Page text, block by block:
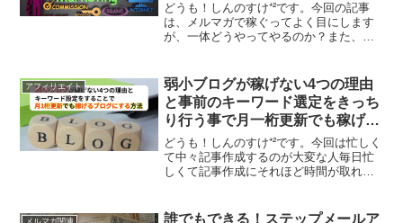
どうも！しんのすけ⁺²です。今回の記事
は、メルマガで稼ぐってよく目にします
が、一体どうやってやるのか？また、メ
ます。初心者だからって道具を使わずに
仕事ってできませんよね...
アフィリエイト
弱小ブログが稼げない4つの理由
と事前のキーワード選定をきっち
り行う事で月一桁更新でも稼げる
方法
どうも！しんのすけ⁺²です。今回は忙しく
て中々記事作成するのが大変な人毎日忙
しくて記事作成にそれほど時間が取れな
弱小ブログだとドメインパワーで負ける
メルマガ関連
誰でもできる！ステップメールア